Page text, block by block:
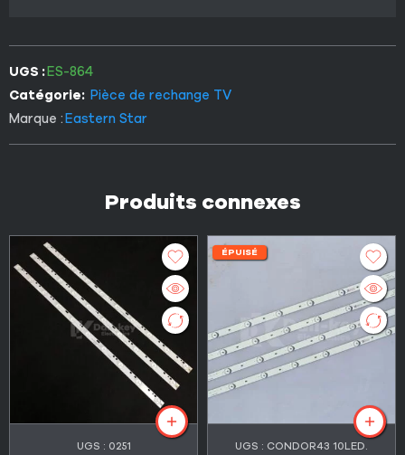
UGS :ES-864
Catégorie: Pièce de rechange TV
Marque :Eastern Star
Produits connexes
UGS : 0251
ÉPUISÉ
UGS : CONDOR43 10LED.